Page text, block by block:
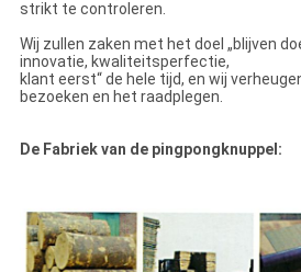
strikt te controleren.
Wij zullen zaken met het doel „blijven
innovatie, kwaliteitsperfectie,
klant eerst“ de hele tijd, en wij
bezoeken en het raadplegen.
De Fabriek van de pingpongknuppel: